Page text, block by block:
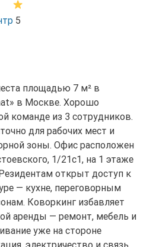
5
площадью 7 м² в
в Москве. Хорошо
команде из 3 сотрудников.
для рабочих мест и
зоны. Офис расположен
1/21с1, на 1 этаже
открыт доступ к
— кухне, переговорным
Коворкинг избавляет
аренды — ремонт, мебель и
уже на стороне
электричество и связь